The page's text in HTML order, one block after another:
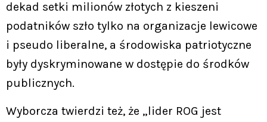
dekad setki milionów złotych z kieszeni
podatników szło tylko na organizacje lewicowe
i pseudo liberalne, a środowiska patriotyczne
były dyskryminowane w dostępie do środków
publicznych.
Wyborcza twierdzi też, że „lider ROG jest